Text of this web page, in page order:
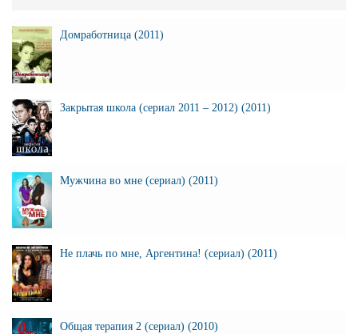
Домработница (2011)
Закрытая школа (сериал 2011 – 2012) (2011)
Мужчина во мне (сериал) (2011)
Не плачь по мне, Аргентина! (сериал) (2011)
Общая терапия 2 (сериал) (2010)